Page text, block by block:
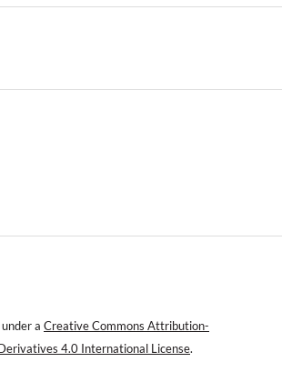
a Creative Commons Attribution-
4.0 International License.